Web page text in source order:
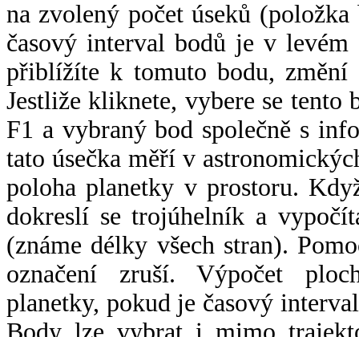
na zvolený počet úseků
časový interval bodů je v
přiblížíte k tomuto bodu,
Jestliže kliknete, vybere se tento
F1 a vybraný bod společně s
tato úsečka měří v
poloha planetky v prostoru.
dokreslí se trojúhelník a
(známe délky všech stran).
označení zruší. Výpočet
planetky, pokud je časový